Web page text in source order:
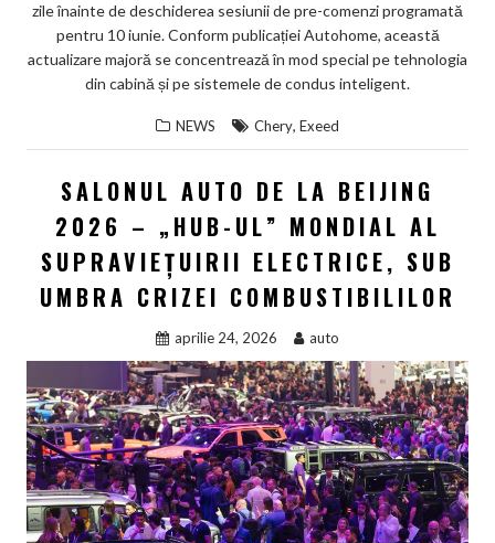
zile înainte de deschiderea sesiunii de pre-comenzi programată
pentru 10 iunie. Conform publicației Autohome, această
actualizare majoră se concentrează în mod special pe tehnologia
din cabină și pe sistemele de condus inteligent.
NEWS Chery, Exeed
SALONUL AUTO DE LA BEIJING
2026 – „HUB-UL” MONDIAL AL
SUPRAVIEȚUIRII ELECTRICE, SUB
UMBRA CRIZEI COMBUSTIBILILOR
aprilie 24, 2026 auto